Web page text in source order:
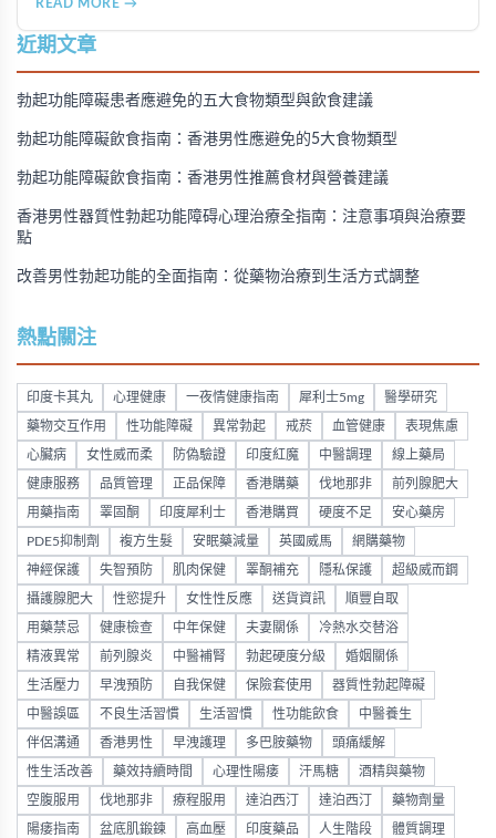
購買方法，並提供真實用戶經驗分享。
READ MORE →
近期文章
勃起功能障礙患者應避免的五大食物類型與飲食建議
勃起功能障礙飲食指南：香港男性應避免的5大食物類型
勃起功能障礙飲食指南：香港男性推薦食材與營養建議
香港男性器質性勃起功能障碍心理治療全指南：注意事項與治療要
點
改善男性勃起功能的全面指南：從藥物治療到生活方式調整
熱點關注
印度卡其丸 心理健康 一夜情健康指南 犀利士5mg 醫學研究
藥物交互作用 性功能障礙 異常勃起 戒菸 血管健康 表現焦慮
心臟病 女性威而柔 防偽驗證 印度紅魔 中醫調理 線上藥局
健康服務 品質管理 正品保障 香港購藥 伐地那非 前列腺肥大
用藥指南 睪固酮 印度犀利士 香港購買 硬度不足 安心藥房
PDE5抑制劑 複方生髮 安眠藥減量 英國威馬 網購藥物
神經保護 失智預防 肌肉保健 睪酮補充 隱私保護 超級威而鋼
攝護腺肥大 性慾提升 女性性反應 送貨資訊 順豐自取
用藥禁忌 健康檢查 中年保健 夫妻關係 冷熱水交替浴
精液異常 前列腺炎 中醫補腎 勃起硬度分級 婚姻關係
生活壓力 早洩預防 自我保健 保險套使用 器質性勃起障礙
中醫誤區 不良生活習慣 生活習慣 性功能飲食 中醫養生
伴侶溝通 香港男性 早洩護理 多巴胺藥物 頭痛緩解
性生活改善 藥效持續時間 心理性陽痿 汗馬糖 酒精與藥物
空腹服用 伐地那非 療程服用 達泊西汀 達泊西汀 藥物劑量
陽痿指南 盆底肌鍛鍊 高血壓 印度藥品 人生階段 體質調理